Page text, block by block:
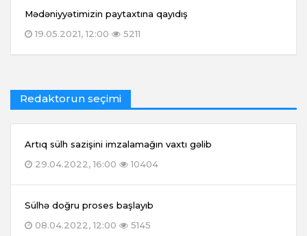
Mədəniyyətimizin paytaxtına qayıdış
19.05.2021, 12:00
5211
Redaktorun seçimi
Artıq sülh sazişini imzalamağın vaxtı gəlib
29.04.2022, 16:00
10404
Sülhə doğru proses başlayıb
08.04.2022, 12:00
5145